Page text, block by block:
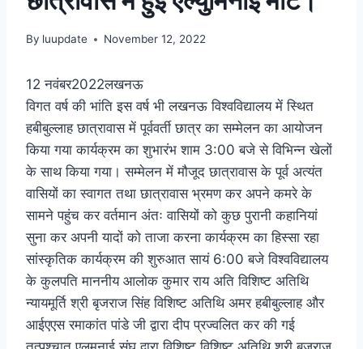
By luupdate November 12, 2022
12 नवंबर2022लखनऊ
विगत वर्ष की भांति इस वर्ष भी लखनऊ विश्वविद्यालय में स्थित
हबीबुल्लाह छात्रावास में पूर्ववर्ती छात्र का सम्मेलन का आयोजन
किया गया कार्यक्रम का शुभारंभ शाम 3:00 बजे से विभिन्न खेलों
के साथ किया गया। सम्मेलन में मौजूद छात्रावास के पूर्व अत्यंत
वासियों का स्वागत तथा छात्रावास भ्रमण कर अपने कमरे के
सामने पहुंच कर वर्तमान अंतः वासियों को कुछ पुरानी कहानियां
सुना कर अपनी यादों को ताजा करना कार्यक्रम का हिस्सा रहा
सांस्कृतिक कार्यक्रम की शुरुआत सायं 6:00 बजे विश्वविद्यालय
के कुलपति माननीय आलोक कुमार राय अति विशिष्ट अतिथि
न्यायमूर्ति श्री बृजराज सिंह विशिष्ट अतिथि अमर हबीबुल्लाह और
आईएएस रमाकांत पांडे जी द्वारा दीप प्रज्वलित कर की गई